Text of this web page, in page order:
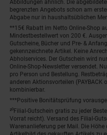
Abbildungen ähnlich. Die
begrenzten Angebots schon am
Abgabe nur in haushaltsüblichen
**15€ Rabatt im Netto Online-Shop
Mindestbestellwert von 200 €.
Gutscheine, Bücher und Pre- &
gekennzeichnete Artikel. Keine
Abholservices. Der Gutschein wird
Online-Shop-Newsletter versendet.
pro Person und Bestellung.
anderen Aktionsvorteilen (PAYBACK
kombinierbar.
***Positive Bonitätsprüfung
²⁰Filial-Gutschein gratis zu jeder
Vorrat reicht). Versand des Filial-
Warenanlieferung per Mail. Die